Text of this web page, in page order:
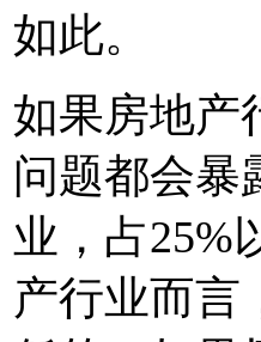
如此。
如果房地产
问题都会暴
业，占25%
产行业而言